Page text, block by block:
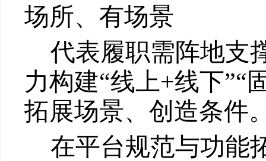
场所、有场景
代表履职需阵地支
力构建“线上+线下”“
拓展场景、创造条件
在平台规范与功能